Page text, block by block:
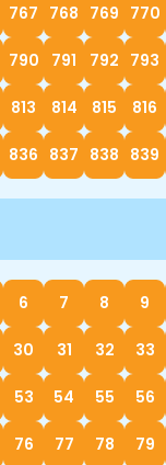
767 768 769 770
790 791 792 793
813 814 815 816
836 837 838 839
6 7 8 9
30 31 32 33
53 54 55 56
76 77 78 79